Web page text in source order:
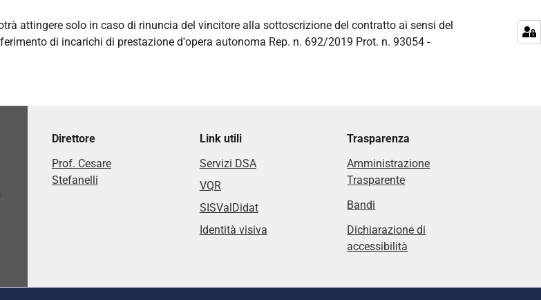
attingere solo in caso di rinuncia del vincitore alla sottoscrizione del contratto ai sensi del
di incarichi di prestazione d'opera autonoma Rep. n. 692/2019 Prot. n. 93054 -
Direttore
Prof. Cesare
Stefanelli
Link utili
Servizi DSA
VQR
SISValDidat
Identità visiva
Trasparenza
Amministrazione
Trasparente
Bandi
Dichiarazione di
accessibilità